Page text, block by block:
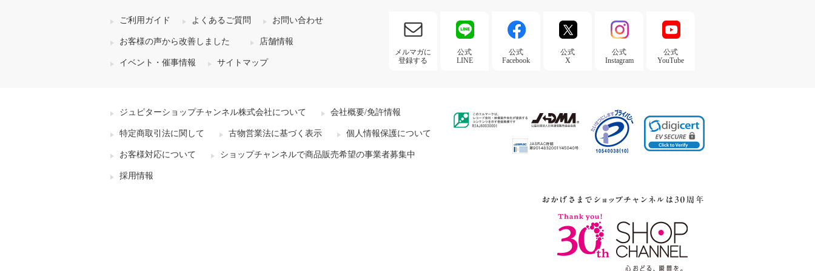
ご利用ガイド よくあるご質問 お問い合わせ
お客様の声から改善しました 店舗情報
イベント・催事情報 サイトマップ
メルマガに
登録する
公式
LINE
公式
Facebook
公式
X
公式
Instagram
公式
YouTube
ジュピターショップチャンネル株式会社について 会社概要/免許情報
特定商取引法に関して 古物営業法に基づく表示 個人情報保護について
お客様対応について ショップチャンネルで商品販売希望の事業者募集中
採用情報